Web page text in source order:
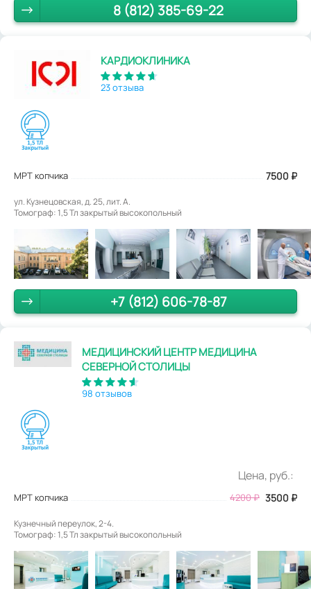
8 (812) 385-69-22
КАРДИОКЛИНИКА
23 отзыва
МРТ копчика 7500 ₽
ул. Кузнецовская, д. 25, лит. А.
Томограф: 1,5 Тл закрытый высокопольный
+7 (812) 606-78-87
МЕДИЦИНСКИЙ ЦЕНТР МЕДИЦИНА
СЕВЕРНОЙ СТОЛИЦЫ
98 отзывов
Цена, руб.:
МРТ копчика 4200₽ 3500 ₽
Кузнечный переулок, 2-4.
Томограф: 1,5 Тл закрытый высокопольный